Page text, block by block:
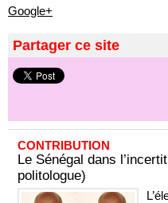
Google+
Partager ce site
CONTRIBUTION
Le Sénégal dans
politologue)